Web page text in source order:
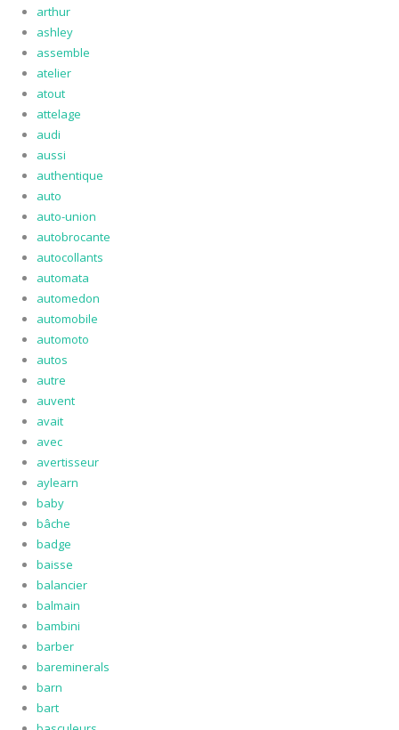
arthur
ashley
assemble
atelier
atout
attelage
audi
aussi
authentique
auto
auto-union
autobrocante
autocollants
automata
automedon
automobile
automoto
autos
autre
auvent
avait
avec
avertisseur
aylearn
baby
bâche
badge
baisse
balancier
balmain
bambini
barber
bareminerals
barn
bart